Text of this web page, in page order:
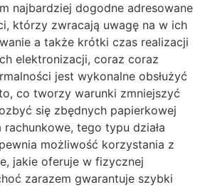
najbardziej dogodne adresowane
którzy zwracają uwagę na w ich
a także krótki czas realizacji
elektronizacji, coraz coraz
jest wykonalne obsłużyć
co tworzy warunki zmniejszyć
się zbędnych papierkowej
rachunkowe, tego typu działa
możliwość korzystania z
jakie oferuje w fizycznej
zarazem gwarantuje szybki